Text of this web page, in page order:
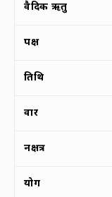
वैदिक ऋतु
पक्ष
तिथि
वार
नक्षत्र
योग